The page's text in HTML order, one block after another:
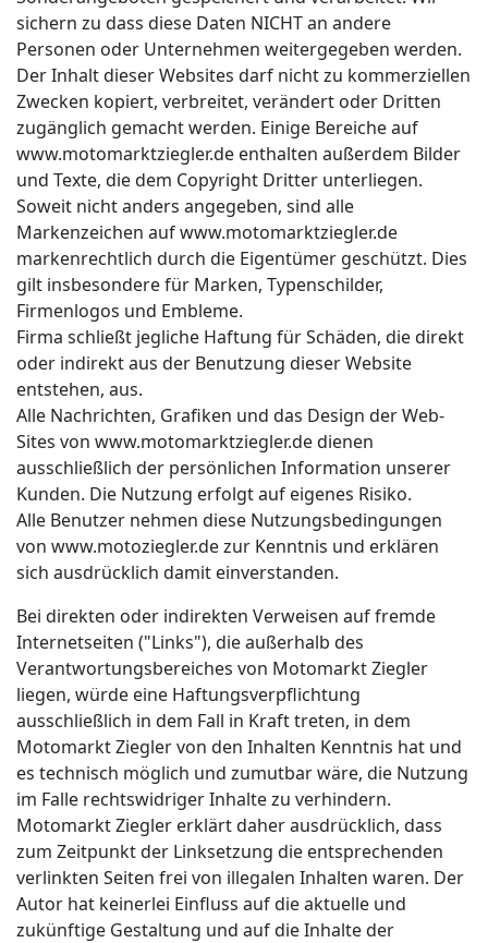
sichern zu dass diese Daten NICHT an andere
Personen oder Unternehmen weitergegeben werden.
Der Inhalt dieser Websites darf nicht zu kommerziellen
Zwecken kopiert, verbreitet, verändert oder Dritten
zugänglich gemacht werden. Einige Bereiche auf
www.motomarktziegler.de enthalten außerdem Bilder
und Texte, die dem Copyright Dritter unterliegen.
Soweit nicht anders angegeben, sind alle
Markenzeichen auf www.motomarktziegler.de
markenrechtlich durch die Eigentümer geschützt. Dies
gilt insbesondere für Marken, Typenschilder,
Firmenlogos und Embleme.
Firma schließt jegliche Haftung für Schäden, die direkt
oder indirekt aus der Benutzung dieser Website
entstehen, aus.
Alle Nachrichten, Grafiken und das Design der Web-
Sites von www.motomarktziegler.de dienen
ausschließlich der persönlichen Information unserer
Kunden. Die Nutzung erfolgt auf eigenes Risiko.
Alle Benutzer nehmen diese Nutzungsbedingungen
von www.motoziegler.de zur Kenntnis und erklären
sich ausdrücklich damit einverstanden.
Bei direkten oder indirekten Verweisen auf fremde
Internetseiten ("Links"), die außerhalb des
Verantwortungsbereiches von Motomarkt Ziegler
liegen, würde eine Haftungsverpflichtung
ausschließlich in dem Fall in Kraft treten, in dem
Motomarkt Ziegler von den Inhalten Kenntnis hat und
es technisch möglich und zumutbar wäre, die Nutzung
im Falle rechtswidriger Inhalte zu verhindern.
Motomarkt Ziegler erklärt daher ausdrücklich, dass
zum Zeitpunkt der Linksetzung die entsprechenden
verlinkten Seiten frei von illegalen Inhalten waren. Der
Autor hat keinerlei Einfluss auf die aktuelle und
zukünftige Gestaltung und auf die Inhalte der